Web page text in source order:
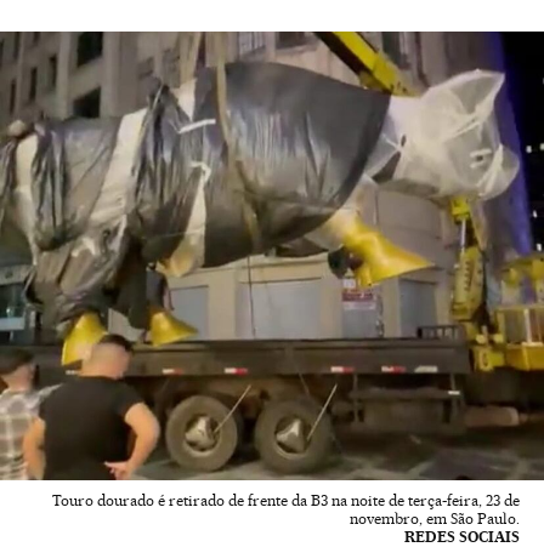
Touro dourado é retirado de frente da B3 na noite de terça-feira, 23 de
novembro, em São Paulo.
REDES SOCIAIS